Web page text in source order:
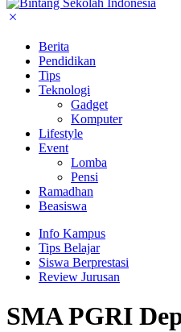
Berita
Pendidikan
Tips
Teknologi
Gadget
Komputer
Lifestyle
Event
Lomba
Pensi
Ramadhan
Beasiswa
Info Kampus
Tips Belajar
Siswa Berprestasi
Review Jurusan
SMA PGRI